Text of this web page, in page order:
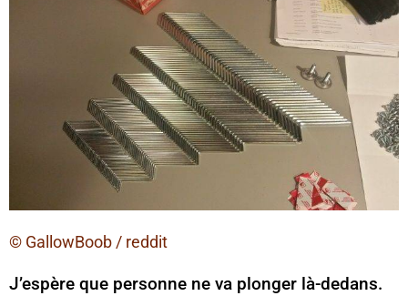
© GallowBoob / reddit
J’espère que personne ne va plonger là-dedans.